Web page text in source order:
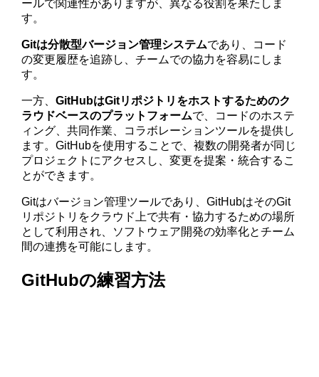
ールで関連性がありますが、異なる役割を果たしま
す。
Gitは分散型バージョン管理システムであり、コード
の変更履歴を追跡し、チームでの協力を容易にしま
す。
一方、GitHubはGitリポジトリをホストするためのク
ラウドベースのプラットフォームで、コードのホステ
ィング、共同作業、コラボレーションツールを提供し
ます。GitHubを使用することで、複数の開発者が同じ
プロジェクトにアクセスし、変更を提案・統合するこ
とができます。
Gitはバージョン管理ツールであり、GitHubはそのGit
リポジトリをクラウド上で共有・協力するための場所
として利用され、ソフトウェア開発の効率化とチーム
間の連携を可能にします。
GitHubの練習方法